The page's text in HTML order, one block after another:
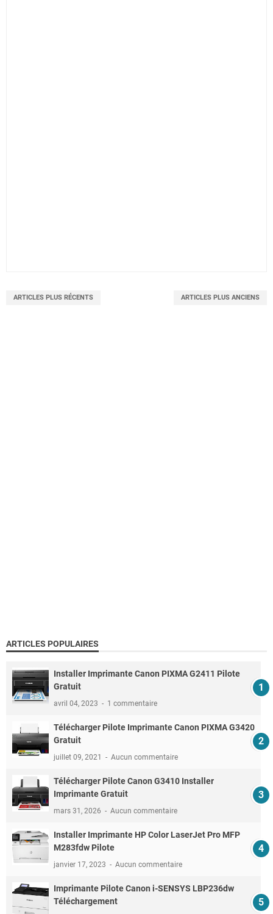
ARTICLES PLUS RÉCENTS ARTICLES PLUS ANCIENS
ARTICLES POPULAIRES
Installer Imprimante Canon PIXMA G2411 Pilote
Gratuit
avril 04, 2023 1 commentaire
Télécharger Pilote Imprimante Canon PIXMA G3420
Gratuit
juillet 09, 2021 Aucun commentaire
Télécharger Pilote Canon G3410 Installer
Imprimante Gratuit
mars 31, 2026 Aucun commentaire
Installer Imprimante HP Color LaserJet Pro MFP
M283fdw Pilote
janvier 17, 2023 Aucun commentaire
Imprimante Pilote Canon i-SENSYS LBP236dw
Téléchargement